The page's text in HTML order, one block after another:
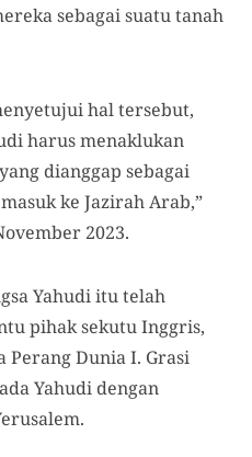
sebagai suatu tanah
hal tersebut,
harus menaklukan
dianggap sebagai
ke Jazirah Arab,”
2023.
Yahudi itu telah
pihak sekutu Inggris,
Perang Dunia I. Grasi
Yahudi dengan